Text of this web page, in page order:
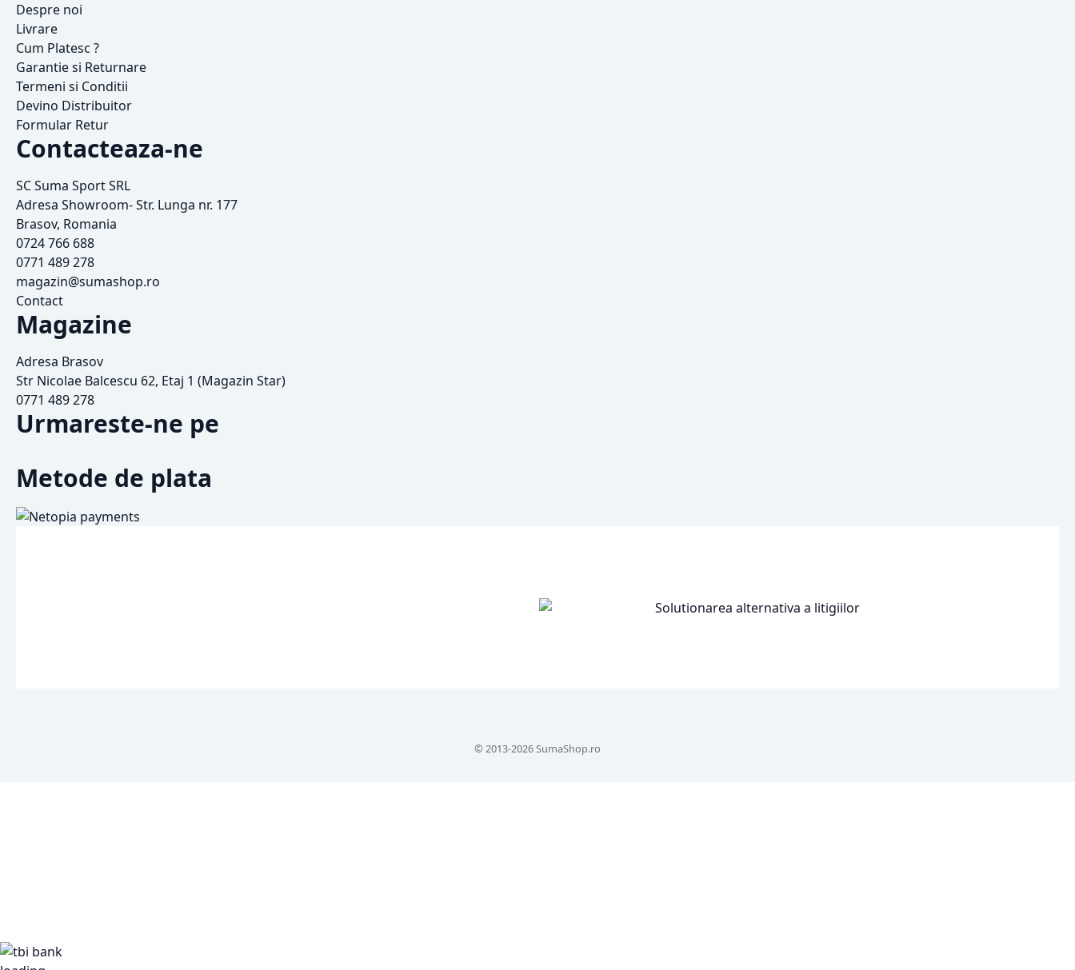
Despre noi
Livrare
Cum Platesc ?
Garantie si Returnare
Termeni si Conditii
Devino Distribuitor
Formular Retur
Contacteaza-ne
SC Suma Sport SRL
Adresa Showroom- Str. Lunga nr. 177
Brasov, Romania
0724 766 688
0771 489 278
magazin@sumashop.ro
Contact
Magazine
Adresa Brasov
Str Nicolae Balcescu 62, Etaj 1 (Magazin Star)
0771 489 278
Urmareste-ne pe
Metode de plata
© 2013-2026 SumaShop.ro